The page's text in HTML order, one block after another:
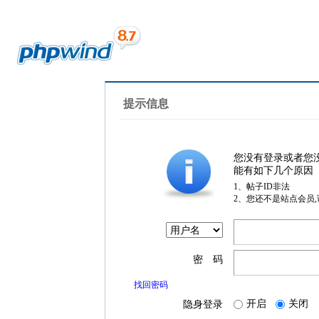
提示信息
您没有登录或者您
能有如下几个原因
1、帖子ID非法
2、您还不是站点会员
密 码
找回密码
隐身登录 开启 关闭